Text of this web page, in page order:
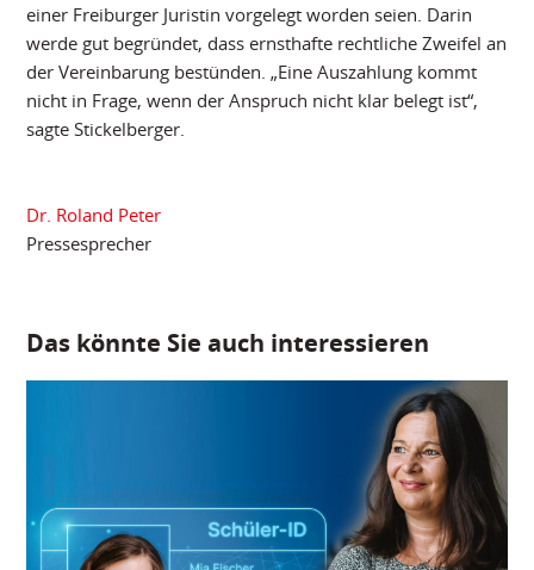
einer Freiburger Juristin vorgelegt worden seien. Darin
werde gut begründet, dass ernsthafte rechtliche Zweifel an
der Vereinbarung bestünden. „Eine Auszahlung kommt
nicht in Frage, wenn der Anspruch nicht klar belegt ist“,
sagte Stickelberger.
Dr. Roland Peter
Pressesprecher
Das könnte Sie auch interessieren